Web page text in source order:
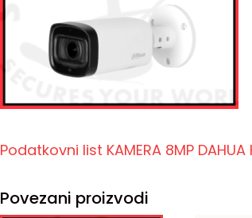
Podatkovni list KAMERA 8MP
Povezani proizvodi